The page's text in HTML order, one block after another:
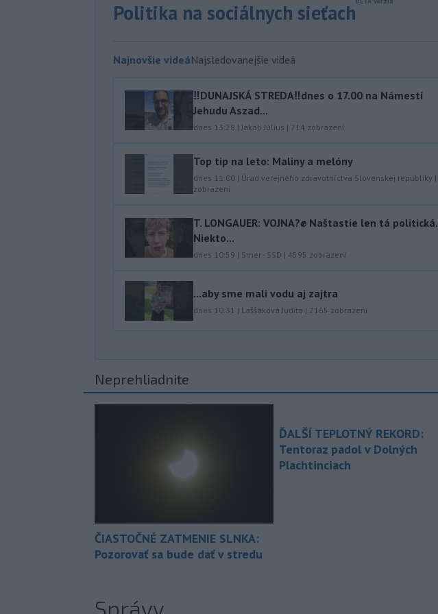
Politika na sociálnych sieťach
Najnovšie videáNajsledovanejšie videá
‼️DUNAJSKÁ STREDA‼️dnes o 17.00 na Námestí
Jehudu Aszad...
dnes 13:28 | Jakab Július | 714 zobrazení
Top tip na leto: Maliny a melóny
dnes 11:00 | Úrad verejného zdravotníctva Slovenskej republiky |
zobrazení
T. LONGAUER: VOJNA?✊ Naštastie len tá politická.
Niekto...
dnes 10:59 | Smer - SSD | 4595 zobrazení
...aby sme mali vodu aj zajtra
dnes 10:31 | Laššáková Judita | 2165 zobrazení
Neprehliadnite
ČIASTOČNÉ ZATMENIE SLNKA:
Pozorovať sa bude dať v stredu
ĎALŠÍ TEPLOTNÝ REKORD:
Tentoraz padol v Dolných
Plachtinciach
Správy